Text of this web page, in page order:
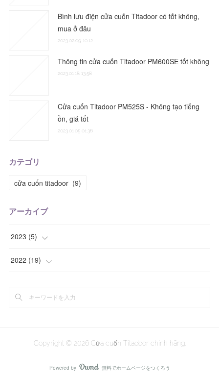
Bình lưu điện cửa cuốn Titadoor có tốt không,
mua ở đâu
2023.02.09 10:12
Thông tin cửa cuốn Titadoor PM600SE tốt không
2023.01.18 13:58
Cửa cuốn Titadoor PM525S - Không tạo tiếng
ồn, giá tốt
2023.01.05 01:36
カテゴリ
cửa cuốn titadoor (9)
アーカイブ
2023 (5)
(1)
2022 (19)
Copyright © 2026 Cửa cuốn Titadoor chính hãng.
Powered by AmebaOwnd
無料でホームページをつくろう